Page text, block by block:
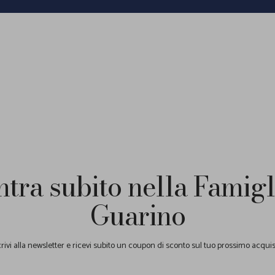
subito nella
Guarino
alla newsletter e ricevi subito un coupon di sconto sul tuo prossimo